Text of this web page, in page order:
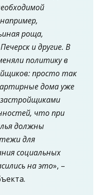
роща,
и другие. В
политику в
просто так
дома уже
что при
должны
для
социальных
на это», –